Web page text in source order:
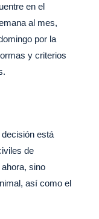
en el
al mes,
por la
y criterios
está
de
sino
así como el